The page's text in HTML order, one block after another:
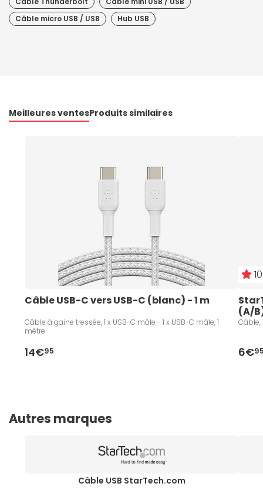
Câble micro USB / USB
Hub USB
Meilleures ventesProduits similaires
Câble USB-C vers USB-C (blanc) - 1 m
Câble à gaine tressée, 1 x USB-C mâle - 1 x USB-C mâle, 1
mètre
14€95
(A/
Câble,
6€
Autres marques
Câble USB StarTech.com